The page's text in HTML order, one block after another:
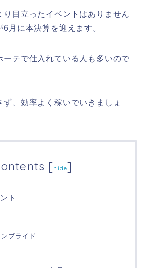
り目立ったイベントはありません
月に本決算を迎えます。
ーテで仕入れている人も多いので
ず、効率よく稼いでいきましょ
[hide]
ト
ブライド